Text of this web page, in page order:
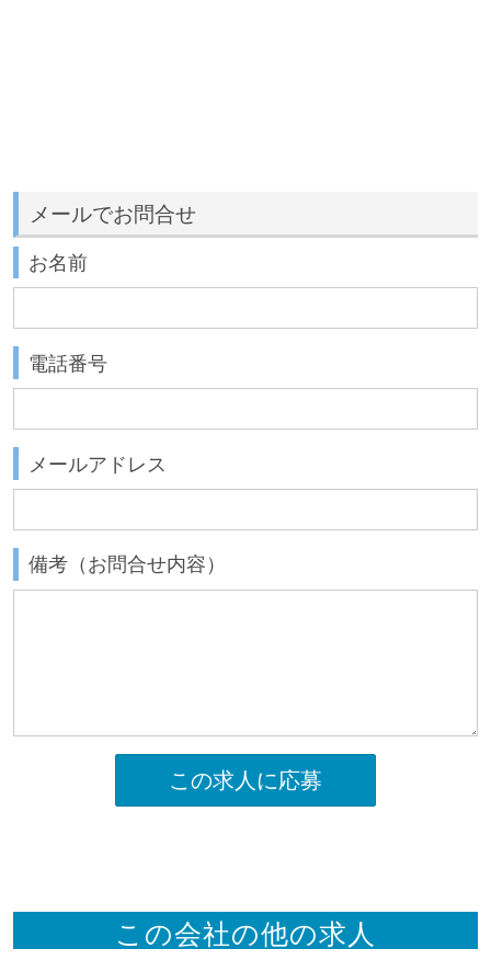
メールでお問合せ
お名前
電話番号
メールアドレス
備考（お問合せ内容）
この求人に応募
この会社の他の求人